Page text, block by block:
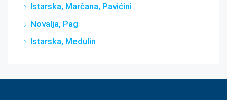
Istarska, Marčana, Pavićini
Novalja, Pag
Istarska, Medulin